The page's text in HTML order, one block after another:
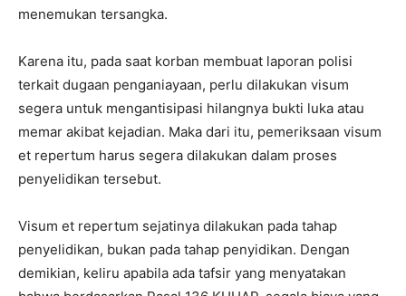
menemukan tersangka.
Karena itu, pada saat korban membuat laporan polisi
terkait dugaan penganiayaan, perlu dilakukan visum
segera untuk mengantisipasi hilangnya bukti luka atau
memar akibat kejadian. Maka dari itu, pemeriksaan visum
et repertum harus segera dilakukan dalam proses
penyelidikan tersebut.
Visum et repertum sejatinya dilakukan pada tahap
penyelidikan, bukan pada tahap penyidikan. Dengan
demikian, keliru apabila ada tafsir yang menyatakan